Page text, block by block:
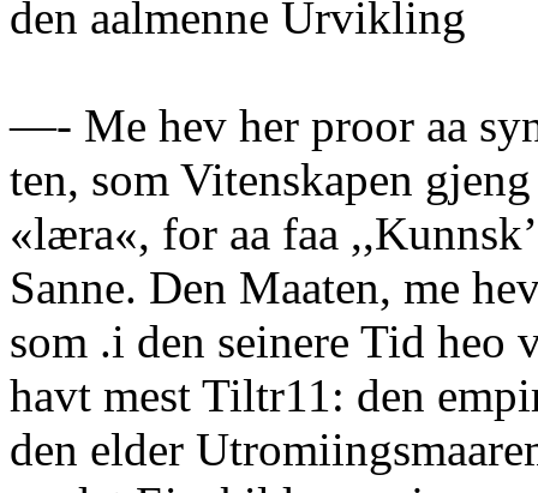
den aalmenne Urvikling
—- Me hev her proor aa
ten, som Vitenskapen
«læra«, for aa faa
Sanne. Den Maaten, me
som .i den seinere Tid heo
havt mest Tiltr11: den
den elder